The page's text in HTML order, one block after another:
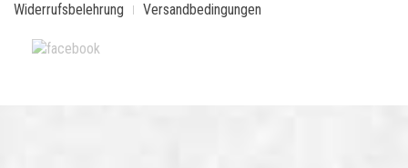
Widerrufsbelehrung
Versandbedingungen